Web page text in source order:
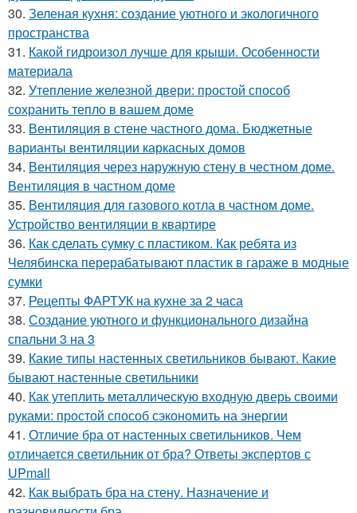
30. Зеленая кухня: создание уютного и экологичного
пространства
31. Какой гидроизол лучше для крыши. Особенности
материала
32. Утепление железной двери: простой способ
сохранить тепло в вашем доме
33. Вентиляция в стене частного дома. Бюджетные
варианты вентиляции каркасных домов
34. Вентиляция через наружную стену в честном доме.
Вентиляция в частном доме
35. Вентиляция для газового котла в частном доме.
Устройство вентиляции в квартире
36. Как сделать сумку с пластиком. Как ребята из
Челябинска перерабатывают пластик в гараже в модные
сумки
37. Рецепты ФАРТУК на кухне за 2 часа
38. Создание уютного и функционального дизайна
спальни 3 на 3
39. Какие типы настенных светильников бывают. Какие
бывают настенные светильники
40. Как утеплить металлическую входную дверь своими
руками: простой способ сэкономить на энергии
41. Отличие бра от настенных светильников. Чем
отличается светильник от бра? Ответы экспертов с
UPmall
42. Как выбрать бра на стену. Назначение и